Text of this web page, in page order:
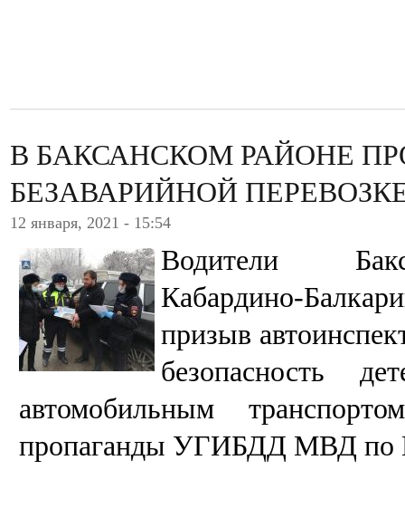
В БАКСАНСКОМ РАЙОНЕ
БЕЗАВАРИЙНОЙ
12 января, 2021 - 15:54
Водители
Кабардино-
призыв
безопасность
автомобильным
пропаганды УГИБДД МВД по